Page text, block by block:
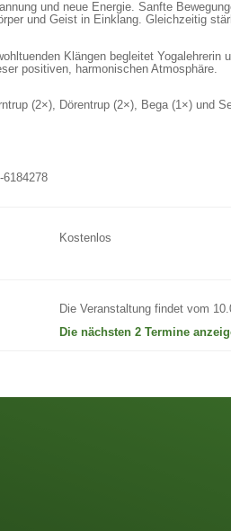
und neue Energie. Sanfte
und Geist in Einklang. Gleichzeitig
Klängen begleitet Yogalehrerin
positiven, harmonischen Atmosphäre.
(2×), Dörentrup (2×), Bega (1×) und
6184278
Kostenlos
Die Veranstaltung findet vom
Die nächsten 2 Termine